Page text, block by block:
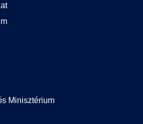
Minisztérium